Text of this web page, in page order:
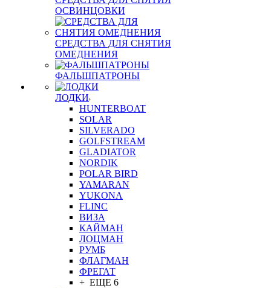
ОСВИНЦОВКИ
СРЕДСТВА ДЛЯ СНЯТИЯ
ОМЕДНЕНИЯ
ФАЛЬШПАТРОНЫ
ЛОДКИ
HUNTERBOAT
SOLAR
SILVERADO
GOLFSTREAM
GLADIATOR
NORDIK
POLAR BIRD
YAMARAN
YUKONA
FLINC
ВИЗА
КАЙМАН
ЛОЦМАН
РУМБ
ФЛАГМАН
ФРЕГАТ
+ ЕЩЕ 6